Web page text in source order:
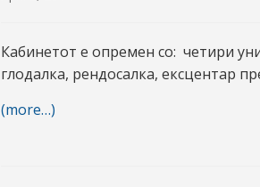
Кабинетот е опремен со: четири
глодалка, рендосалка, ексцентар
(more…)